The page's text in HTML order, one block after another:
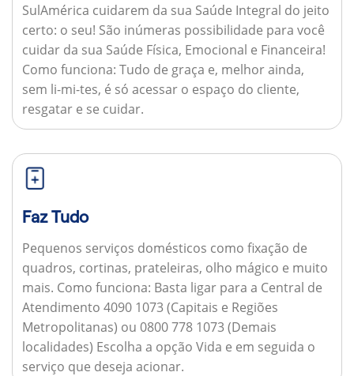
SulAmérica cuidarem da sua Saúde Integral do jeito
certo: o seu! São inúmeras possibilidade para você
cuidar da sua Saúde Física, Emocional e Financeira!
Como funciona: Tudo de graça e, melhor ainda,
sem li-mi-tes, é só acessar o espaço do cliente,
resgatar e se cuidar.
Faz Tudo
Pequenos serviços domésticos como fixação de
quadros, cortinas, prateleiras, olho mágico e muito
mais. Como funciona: Basta ligar para a Central de
Atendimento 4090 1073 (Capitais e Regiões
Metropolitanas) ou 0800 778 1073 (Demais
localidades) Escolha a opção Vida e em seguida o
serviço que deseja acionar.